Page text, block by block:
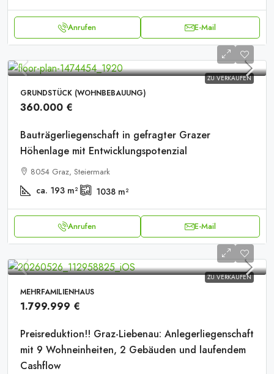
Anrufen E-Mail
ZU VERKAUFEN
GRUNDSTÜCK (WOHNBEBAUUNG)
360.000 €
Bauträgerliegenschaft in gefragter Grazer
Höhenlage mit Entwicklungspotenzial
8054 Graz, Steiermark
ca. 193 m² 1038 m²
Anrufen E-Mail
ZU VERKAUFEN
MEHRFAMILIENHAUS
1.799.999 €
Preisreduktion!! Graz-Liebenau: Anlegerliegenschaft
mit 9 Wohneinheiten, 2 Gebäuden und laufendem
Cashflow